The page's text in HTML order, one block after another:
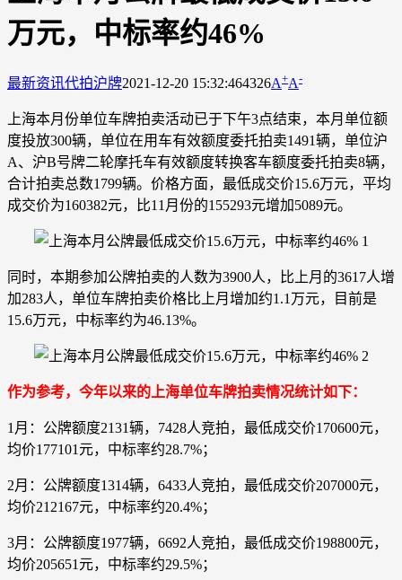
万元，中标率约46%
最新资讯代拍沪牌2021-12-20 15:32:464326A+A-
上海本月份单位车牌拍卖活动已于下午3点结束，本月单位额
度投放300辆，单位在用车有效额度委托拍卖1491辆，单位沪
A、沪B号牌二轮摩托车有效额度转换客车额度委托拍卖8辆，
合计拍卖总数1799辆。价格方面，最低成交价15.6万元，平均
成交价为160382元，比11月份的155293元增加5089元。
同时，本期参加公牌拍卖的人数为3900人，比上月的3617人增
加283人，单位车牌拍卖价格比上月增加约1.1万元，目前是
15.6万元，中标率约为46.13%。
作为参考，今年以来的上海单位车牌拍卖情况统计如下：
1月：公牌额度2131辆，7428人竞拍，最低成交价170600元，
均价177101元，中标率约28.7%；
2月：公牌额度1314辆，6433人竞拍，最低成交价207000元，
均价212167元，中标率约20.4%；
3月：公牌额度1977辆，6692人竞拍，最低成交价198800元，
均价205651元，中标率约29.5%；